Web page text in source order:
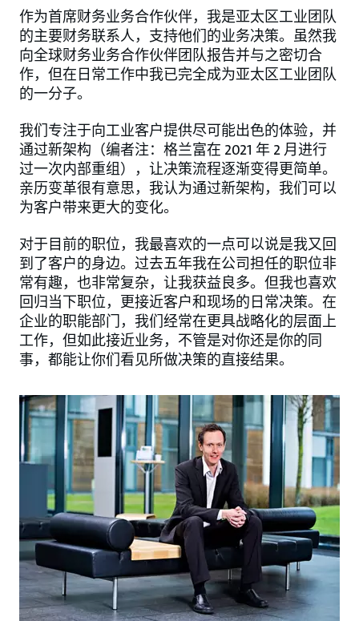
作为首席财务业务合作伙伴，我是亚太区工业团队
的主要财务联系人，支持他们的业务决策。虽然我
向全球财务业务合作伙伴团队报告并与之密切合
作，但在日常工作中我已完全成为亚太区工业团队
的一分子。
我们专注于向工业客户提供尽可能出色的体验，并
通过新架构（编者注：格兰富在 2021 年 2 月进行
过一次内部重组），让决策流程逐渐变得更简单。
亲历变革很有意思，我认为通过新架构，我们可以
为客户带来更大的变化。
对于目前的职位，我最喜欢的一点可以说是我又回
到了客户的身边。过去五年我在公司担任的职位非
常有趣，也非常复杂，让我获益良多。但我也喜欢
回归当下职位，更接近客户和现场的日常决策。在
企业的职能部门，我们经常在更具战略化的层面上
工作，但如此接近业务，不管是对你还是你的同
事，都能让你们看见所做决策的直接结果。